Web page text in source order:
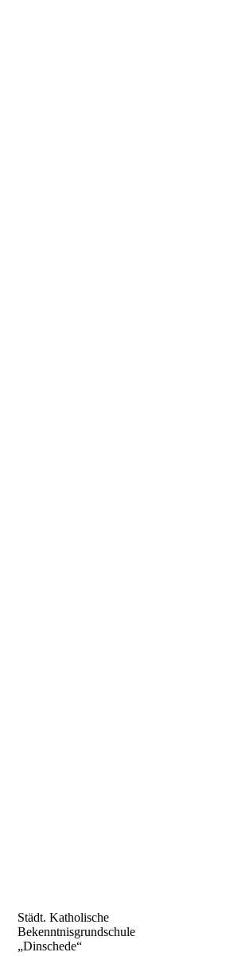
Städt. Katholische
Bekenntnisgrundschule
„Dinschede“